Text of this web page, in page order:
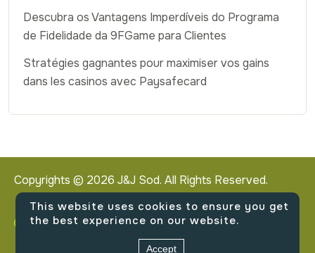
Descubra os Vantagens Imperdíveis do Programa
de Fidelidade da 9FGame para Clientes
Stratégies gagnantes pour maximiser vos gains
dans les casinos avec Paysafecard
This website uses cookies to ensure you get
the best experience on our website.
Accept
Copyrights © 2026 J&J Sod. All Rights Reserved.
2140 West Northwest Highway, Dallas, Texas